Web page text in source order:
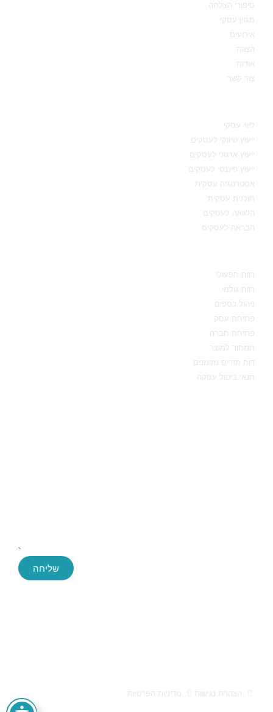
סיפורי הצלחה
מגזין עסקי
אירועים
הצוות
אודות
צור קשר
ליווי עסקי
ייעוץ שיווקי לעסקים
ייעוץ ארגוני לעסקים
ייעוץ פיננסי לעסקים
אסטרטגיה עסקית
תוכנית עסקית
הלוואה לעסקים
הבראה לעסקים
רווח תפעולי
רווח גולמי
ניהול כספים
פתיחת עסק
פתיחת חברה
תמחור למוצר
דוח תזרים מזומנים
תנאי ביטול עסקה
שליחה
הצהרת נגישות מדיניות הפרטיות